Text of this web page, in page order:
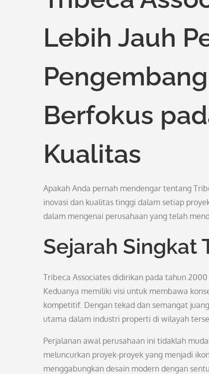
Lebih Jauh
Berfokus
Kualitas
Apakah Anda pernah mendengar tentang
inovasi dan kualitas tinggi dalam setiap
dalam mengenai perusahaan yang telah
Sejarah Singkat
Tribeca Associates didirikan pada tahun
Keduanya memiliki visi untuk membawa
kompetitif. Dengan tekad dan semangat
utama dalam industri properti di wilayah
Perjalanan awal perusahaan ini tidaklah
meluncurkan proyek-proyek yang menjadi
menggabungkan desain modern dengan